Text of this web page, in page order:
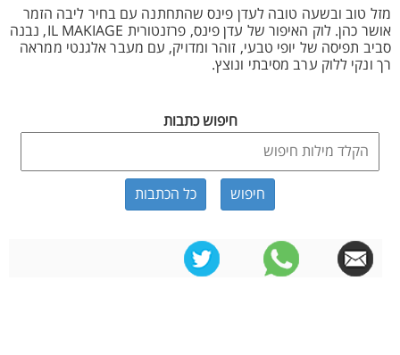
מזל טוב ובשעה טובה לעדן פינס שהתחתנה עם בחיר ליבה הזמר
אושר כהן. לוק האיפור של עדן פינס, פרזנטורית IL MAKIAGE, נבנה
סביב תפיסה של יופי טבעי, זוהר ומדויק, עם מעבר אלגנטי ממראה
רך ונקי ללוק ערב מסיבתי ונוצץ.
חיפוש כתבות
כל הכתבות